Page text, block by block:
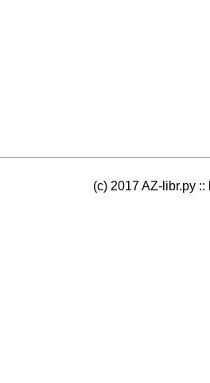
(c) 2017 AZ-libr.ру ::